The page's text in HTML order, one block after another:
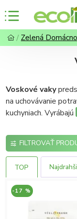
Zelená
Voskové vaky
na uchovávanie
kuchyniach.
predĺženú
prostredie. Vďaka
nahradiť
množstvo
Tieto vaky sú
zeleniny alebo
FILTROVAŤ
TOP
-17 %